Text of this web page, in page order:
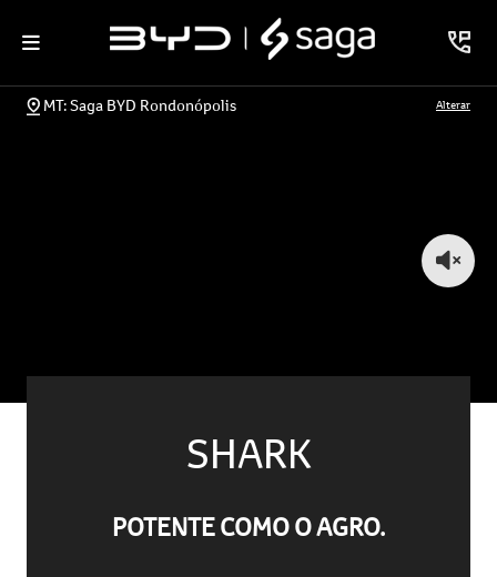
MT: Saga BYD Rondonópolis Alterar
SHARK
POTENTE COMO O AGRO.